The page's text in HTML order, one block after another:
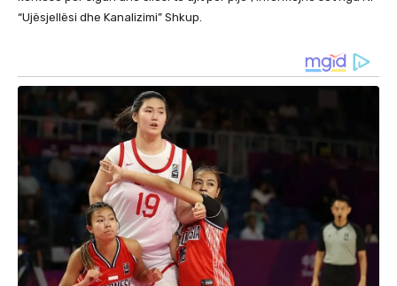
“Ujësjellësi dhe Kanalizimi” Shkup.